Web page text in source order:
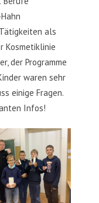
als
Kosmetiklinie
der Programme
waren sehr
einige Fragen.
Infos!